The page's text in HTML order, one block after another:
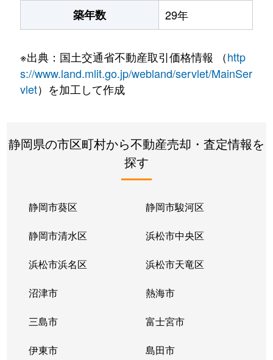
築年数 29年
※出典：国土交通省不動産取引価格情報 （http
s://www.land.mlit.go.jp/webland/servlet/MainSer
vlet）を加工して作成
静岡県の市区町村から不動産売却・査定情報を
探す
静岡市葵区 静岡市駿河区
静岡市清水区 浜松市中央区
浜松市浜名区 浜松市天竜区
沼津市 熱海市
三島市 富士宮市
伊東市 島田市